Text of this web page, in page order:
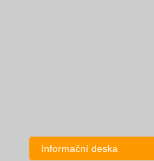
Informační deska